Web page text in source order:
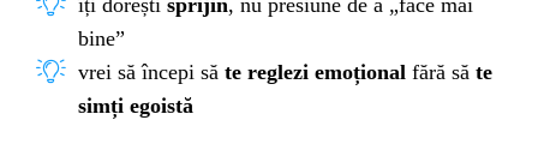
îți dorești sprijin, nu presiune de a „face mai
bine”
vrei să începi să te reglezi emoțional fără să te
simți egoistă